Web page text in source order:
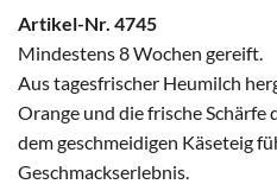
Artikel-Nr. 4745
Mindestens 8 Wochen gereift.
Aus tagesfrischer Heumilch
Orange und die frische
dem geschmeidigen Käseteig
Geschmackserlebnis.